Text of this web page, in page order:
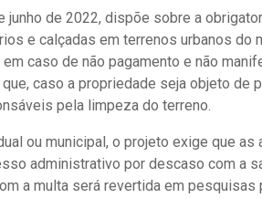
junho de 2022, dispõe sobre a
e calçadas em terrenos urbanos do
caso de não pagamento e não
caso a propriedade seja objeto de
pela limpeza do terreno.
ou municipal, o projeto exige que as
administrativo por descaso com a
a multa será revertida em pesquisas